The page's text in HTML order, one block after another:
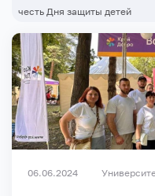
честь Дня защиты детей
06.06.2024